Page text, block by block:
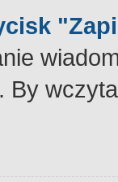
By